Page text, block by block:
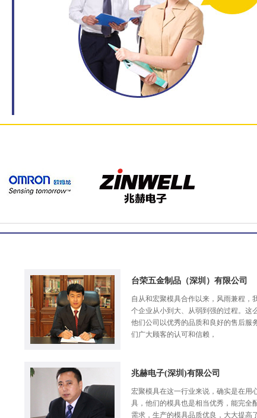
台荣五金制品（深圳）有限公司
自从和宏聚模具合作以来，风雨兼程，
个企业从小到大、从弱到强的过程。这
他们公司以优秀的品质和良好的售后服
们广大顾客的认可和信赖，
兆赫电子(深圳)有限公司
宏聚模具在这一行业来说，确实是在用
具，他们的模具也是相当优秀，能完全
需求，生产的模具品质优良，大大提高